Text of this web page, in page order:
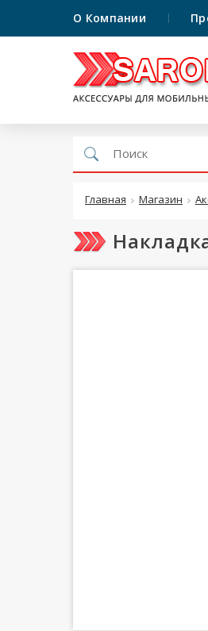
О Компании
Главная Магазин